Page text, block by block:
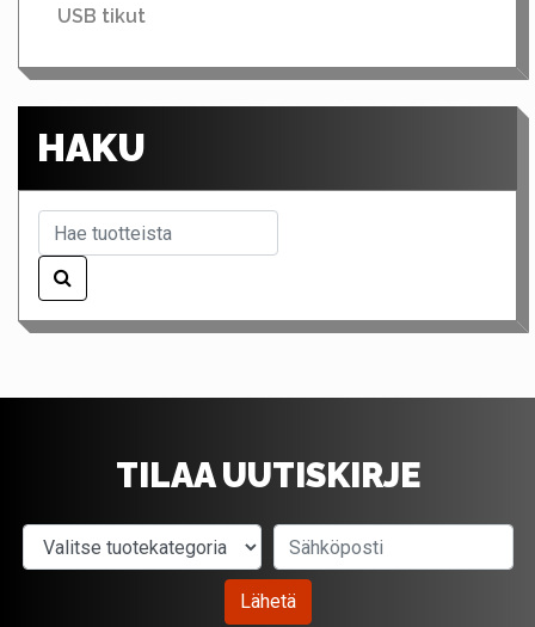
USB tikut
HAKU
TILAA UUTISKIRJE
Valitse tuotekategoria
Lähetä